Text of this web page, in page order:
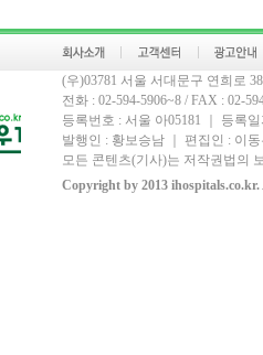
(우)03781 서울 서대문구 연희로
전화 : 02-594-5906~8 / FAX : 02-
등록번호 : 서울 아05181 ｜ 등록
발행인 : 황보승남 ｜ 편집인 : 이
모든 콘텐츠(기사)는 저작권법의
Copyright by 2013 ihospitals.co.kr.